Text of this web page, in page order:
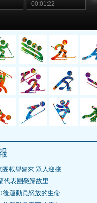
00:01:22
團載譽歸來 眾人迎接
代表團榮歸故里
後運動員怒放的生命